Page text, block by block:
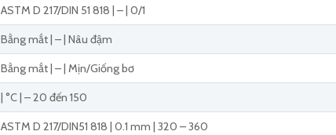
ASTM D 217/DIN 51 818 | – | 0/1
Bằng mắt | – | Nâu đậm
Bằng mắt | – | Mịn/Giống bơ
| °C | – 20 đến 150
ASTM D 217/DIN51 818 | 0.1 mm | 320 – 360